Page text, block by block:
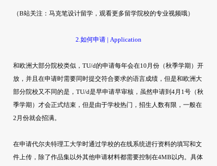
（B站关注：马克笔设计留学，观看更多留学院校的专业视频哦）
2.如何申请 | Application
和欧洲大部分院校类似，TU/d的申请每年会在10月份（秋季学期）开
放，并且在申请时需要同时提交符合要求的语言成绩，但是和欧洲大
部分院校又不同的是，TU/d是早申请早审核，虽然申请到4月1号（秋
季学期）才会正式结束，但是由于学校热门，招生人数有限，一般在
2月份就会招满。
在申请代尔夫特理工大学时通过学校的在线系统进行资料的填写和文
件上传，除了作品集以外其他申请材料都需要控制在4MB以内。具体